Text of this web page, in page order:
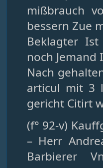
mißbrauch
bessern Zue
Beklagter
noch
Nach
articul mit 3
gericht Citirt
(f° 92-v)
– Herr
Barbierer